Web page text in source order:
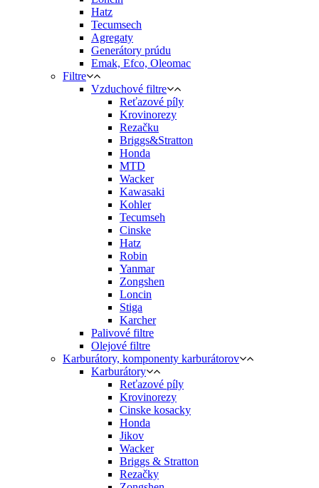
Hatz
Tecumsech
Agregaty
Generátory prúdu
Emak, Efco, Oleomac
Filtre
Vzduchové filtre
Reťazové píly
Krovinorezy
Rezačku
Briggs&Stratton
Honda
MTD
Wacker
Kawasaki
Kohler
Tecumseh
Cinske
Hatz
Robin
Yanmar
Zongshen
Loncin
Stiga
Karcher
Palivové filtre
Olejové filtre
Karburátory, komponenty karburátorov
Karburátory
Reťazové píly
Krovinorezy
Cinske kosacky
Honda
Jikov
Wacker
Briggs & Stratton
Rezačky